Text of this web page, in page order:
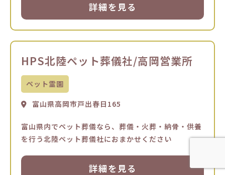
詳細を見る
HPS北陸ペット葬儀社/高岡営業所
ペット霊園
富山県高岡市戸出春日165
富山県内でペット葬儀なら、葬儀・火葬・納骨・供養
を行う北陸ペット葬儀社におまかせください
詳細を見る